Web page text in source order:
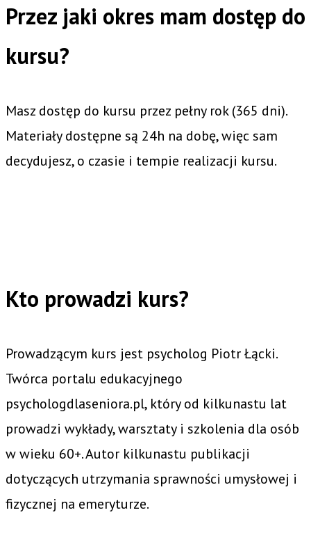
Przez jaki okres mam dostęp do
kursu?
Masz dostęp do kursu przez pełny rok (365 dni).
Materiały dostępne są 24h na dobę, więc sam
decydujesz, o czasie i tempie realizacji kursu.
Kto prowadzi kurs?
Prowadzącym kurs jest psycholog Piotr Łącki.
Twórca portalu edukacyjnego
psychologdlaseniora.pl, który od kilkunastu lat
prowadzi wykłady, warsztaty i szkolenia dla osób
w wieku 60+. Autor kilkunastu publikacji
dotyczących utrzymania sprawności umysłowej i
fizycznej na emeryturze.